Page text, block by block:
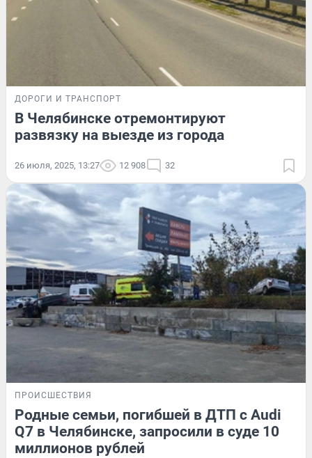
ДОРОГИ И ТРАНСПОРТ
В Челябинске отремонтируют
развязку на выезде из города
26 июля, 2025, 13:27 12 908 32
ПРОИСШЕСТВИЯ
Родные семьи, погибшей в ДТП с Audi
Q7 в Челябинске, запросили в суде 10
миллионов рублей